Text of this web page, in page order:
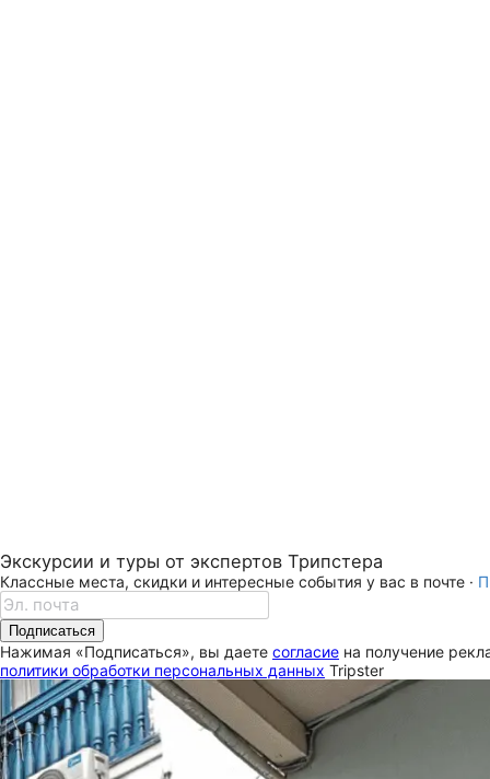
Экскурсии и туры от экспертов Трипстера
Классные места, скидки и интересные события у вас в почте ·
Подписаться
Нажимая «Подписаться», вы даете согласие на получение
политики обработки персональных данных Tripster